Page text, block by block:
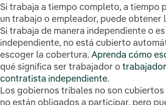
Si trabaja a tiempo completo, a tiempo
un trabajo o empleador, puede obtener
Si trabaja de manera independiente o
independiente, no está cubierto
escoger la cobertura. Aprenda cómo
qué significa ser trabajador o
contratista independiente.
Los gobiernos tribales no son
no están obligados a participar, pero